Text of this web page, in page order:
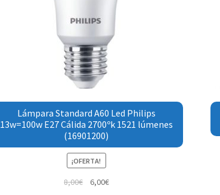
Lámpara Standard A60 Led Philips
13w=100w E27 Cálida 2700ºk 1521 lúmenes
(16901200)
¡OFERTA!
8,00€ 6,00€